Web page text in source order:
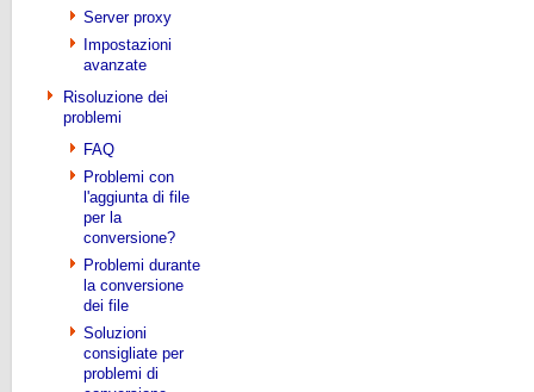
Server proxy
Impostazioni
avanzate
Risoluzione dei
problemi
FAQ
Problemi con
l'aggiunta di file
per la
conversione?
Problemi durante
la conversione
dei file
Soluzioni
consigliate per
problemi di